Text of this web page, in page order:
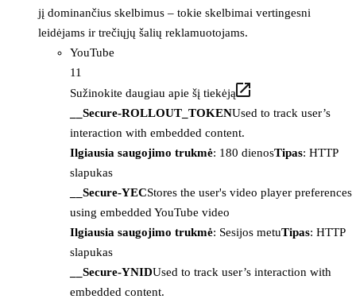
jį dominančius skelbimus – tokie skelbimai vertingesni
leidėjams ir trečiųjų šalių reklamuotojams.
YouTube
11
Sužinokite daugiau apie šį tiekėją
__Secure-ROLLOUT_TOKENUsed to track user’s
interaction with embedded content.
Ilgiausia saugojimo trukmė: 180 dienosTipas: HTTP
slapukas
__Secure-YECStores the user's video player preferences
using embedded YouTube video
Ilgiausia saugojimo trukmė: Sesijos metuTipas: HTTP
slapukas
__Secure-YNIDUsed to track user’s interaction with
embedded content.